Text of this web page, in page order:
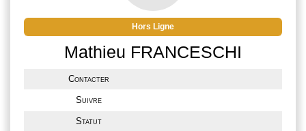
Hors Ligne
Mathieu FRANCESCHI
Contacter
Suivre
Statut